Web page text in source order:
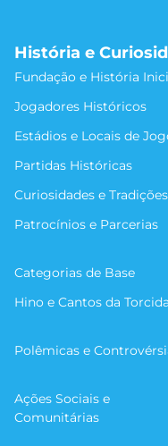
História e
Fundação e História
Jogadores Históricos
Estádios e Locais de
Partidas Históricas
Curiosidades e Tradições
Patrocínios e Parcerias
Categorias de Base
Hino e Cantos da Torcida
Polêmicas e
Ações Sociais e
Comunitárias